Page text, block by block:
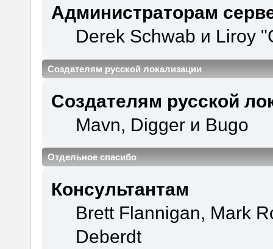
Администраторам
Derek Schwab и Liroy
Создателям русской локализации
Создателям русской
Mavn, Digger и Bugo
Отдельное спасибо
Консультантам
Brett Flannigan, Mark
Deberdt